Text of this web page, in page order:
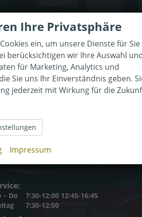
behilflich
uns auf Sie!
– Do
7:30-12:00 12:45-16:45
7:30-12:00
Ihre Privatsphäre
ein, um unsere Dienste für Sie
berücksichtigen wir Ihre Auswahl
für Marketing, Analytics und
Sie uns Ihr Einverständnis geben.
jederzeit mit Wirkung für die
Impressum